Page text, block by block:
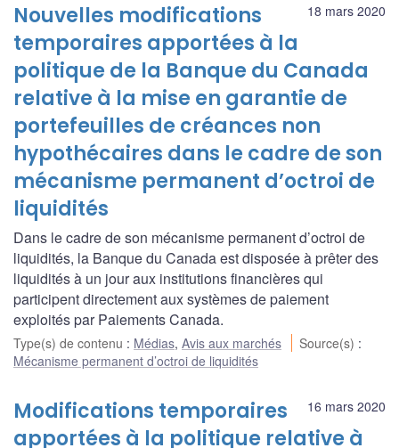
18 mars 2020
Nouvelles modifications
temporaires apportées à la
politique de la Banque du Canada
relative à la mise en garantie de
portefeuilles de créances non
hypothécaires dans le cadre de son
mécanisme permanent d’octroi de
liquidités
Dans le cadre de son mécanisme permanent d’octroi de
liquidités, la Banque du Canada est disposée à prêter des
liquidités à un jour aux institutions financières qui
participent directement aux systèmes de paiement
exploités par Paiements Canada.
Type(s) de contenu : Médias, Avis aux marchés Source(s) :
Mécanisme permanent d’octroi de liquidités
16 mars 2020
Modifications temporaires
apportées à la politique relative à